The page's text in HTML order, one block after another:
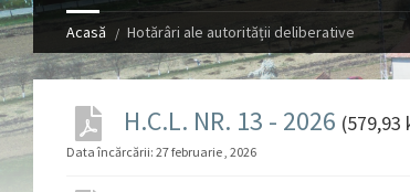
Acasă Hotărâri ale autorității deliberative
H.C.L. NR. 13 - 2026 (579,93
Data încărcării: 27 februarie , 2026